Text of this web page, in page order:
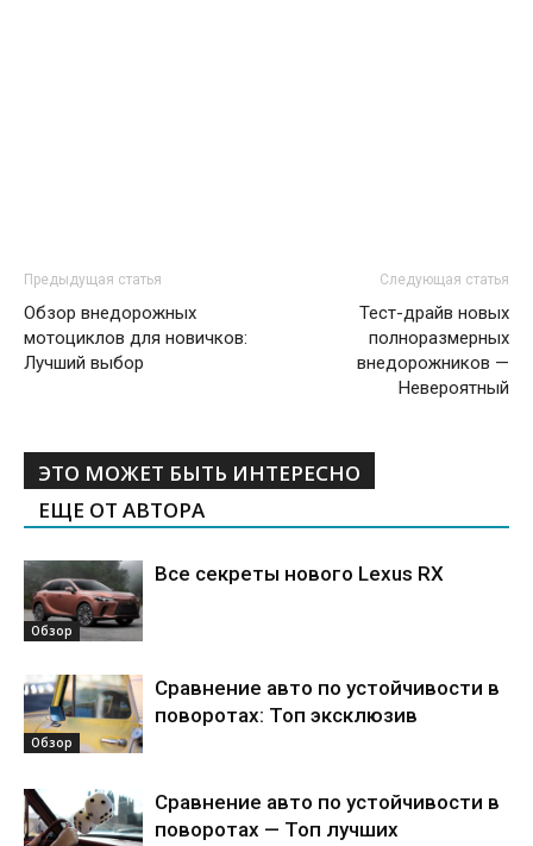
Предыдущая статья
Обзор внедорожных
мотоциклов для новичков:
Лучший выбор
Следующая статья
Тест-драйв новых
полноразмерных
внедорожников —
Невероятный
ЭТО МОЖЕТ БЫТЬ ИНТЕРЕСНО
ЕЩЕ ОТ АВТОРА
Обзор
Все секреты нового Lexus RX
Обзор
Сравнение авто по устойчивости в
поворотах: Топ эксклюзив
Сравнение авто по устойчивости в
поворотах — Топ лучших